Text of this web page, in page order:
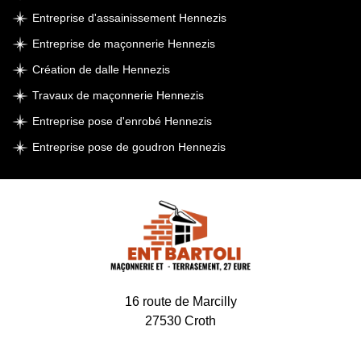
Entreprise d'assainissement Hennezis
Entreprise de maçonnerie Hennezis
Création de dalle Hennezis
Travaux de maçonnerie Hennezis
Entreprise pose d'enrobé Hennezis
Entreprise pose de goudron Hennezis
16 route de Marcilly
27530 Croth